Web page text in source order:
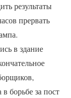
результаты
прервать
в здание
борьбе за пост